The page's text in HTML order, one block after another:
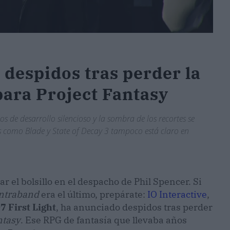
tras perder la
Project Fantasy
de desarrollo silencioso y la sombra de los recortes se
Blade y State of Decay 3 tampoco está claro en
el bolsillo en el despacho de Phil Spencer. Si
era el último, prepárate: IO Interactive,
First Light, ha anunciado despidos tras perder
. Ese RPG de fantasía que llevaba años